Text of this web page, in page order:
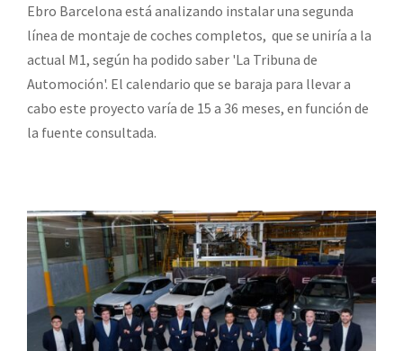
Ebro Barcelona está analizando instalar una segunda
línea de montaje de coches completos, que se uniría a la
actual M1, según ha podido saber 'La Tribuna de
Automoción'. El calendario que se baraja para llevar a
cabo este proyecto varía de 15 a 36 meses, en función de
la fuente consultada.